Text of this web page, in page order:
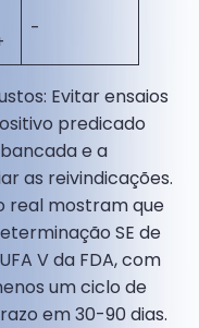
-
Evitar ensaios
predicado
e a
as reivindicações.
real mostram que
SE de
V da FDA, com
um ciclo de
em 30-90 dias.